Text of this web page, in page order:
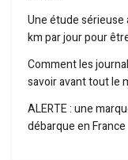
Une étude sérieuse
km par jour pour
Comment les
savoir avant tout le
ALERTE : une
débarque en France